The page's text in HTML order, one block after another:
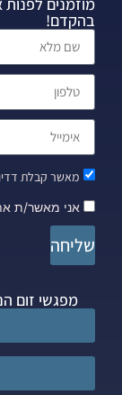
בהקדם!
מאשר קבלת
אני מאשר/ת
שליחה
מפגשי זום